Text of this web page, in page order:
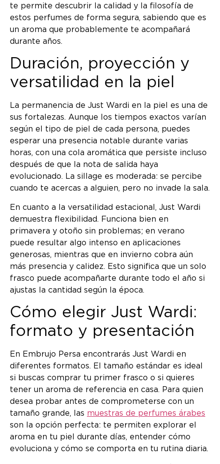
te permite descubrir la calidad y la filosofía de
estos perfumes de forma segura, sabiendo que es
un aroma que probablemente te acompañará
durante años.
Duración, proyección y
versatilidad en la piel
La permanencia de Just Wardi en la piel es una de
sus fortalezas. Aunque los tiempos exactos varían
según el tipo de piel de cada persona, puedes
esperar una presencia notable durante varias
horas, con una cola aromática que persiste incluso
después de que la nota de salida haya
evolucionado. La sillage es moderada: se percibe
cuando te acercas a alguien, pero no invade la sala.
En cuanto a la versatilidad estacional, Just Wardi
demuestra flexibilidad. Funciona bien en
primavera y otoño sin problemas; en verano
puede resultar algo intenso en aplicaciones
generosas, mientras que en invierno cobra aún
más presencia y calidez. Esto significa que un solo
frasco puede acompañarte durante todo el año si
ajustas la cantidad según la época.
Cómo elegir Just Wardi:
formato y presentación
En Embrujo Persa encontrarás Just Wardi en
diferentes formatos. El tamaño estándar es ideal
si buscas comprar tu primer frasco o si quieres
tener un aroma de referencia en casa. Para quien
desea probar antes de comprometerse con un
tamaño grande, las muestras de perfumes árabes
son la opción perfecta: te permiten explorar el
aroma en tu piel durante días, entender cómo
evoluciona y cómo se comporta en tu rutina diaria.